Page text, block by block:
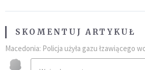
SKOMENTUJ ARTYKUŁ
Macedonia: Policja użyła gazu łzawiącego